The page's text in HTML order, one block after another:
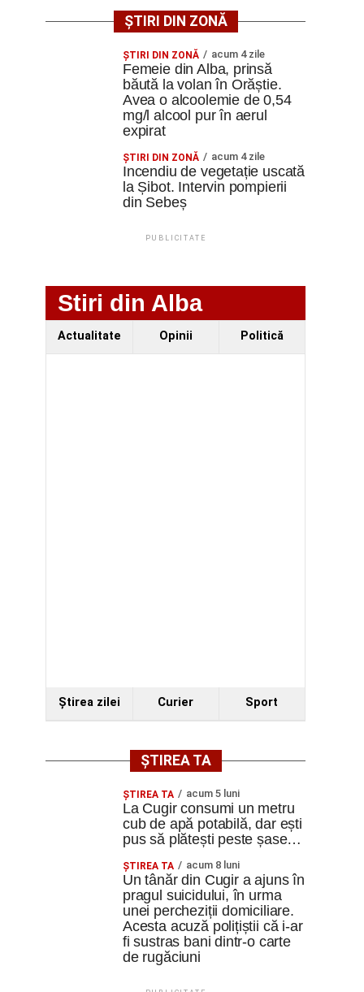
ȘTIRI DIN ZONĂ
ŞTIRI DIN ZONĂ acum 4 zile
Femeie din Alba, prinsă
băută la volan în Orăștie.
Avea o alcoolemie de 0,54
mg/l alcool pur în aerul
expirat
ŞTIRI DIN ZONĂ acum 4 zile
Incendiu de vegetație uscată
la Șibot. Intervin pompierii
din Sebeș
PUBLICITATE
Stiri din Alba
Actualitate Opinii Politică
Ştirea zilei Curier Sport
ȘTIREA TA
ȘTIREA TA acum 5 luni
La Cugir consumi un metru
cub de apă potabilă, dar ești
pus să plătești peste șase…
ȘTIREA TA acum 8 luni
Un tânăr din Cugir a ajuns în
pragul suicidului, în urma
unei percheziții domiciliare.
Acesta acuză polițiștii că i-ar
fi sustras bani dintr-o carte
de rugăciuni